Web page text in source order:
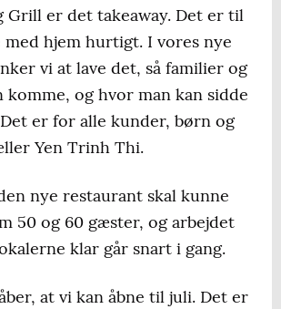
Grill er det takeaway. Det er til
med hjem hurtigt. I vores nye
vi at lave det, så familier og
komme, og hvor man kan sidde
er for alle kunder, børn og
Yen Trinh Thi.
nye restaurant skal kunne
50 og 60 gæster, og arbejdet
klar går snart i gang.
at vi kan åbne til juli. Det er